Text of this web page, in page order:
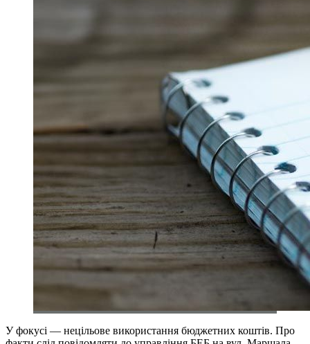
У фокусі — нецільове використання бюджетних коштів. Про